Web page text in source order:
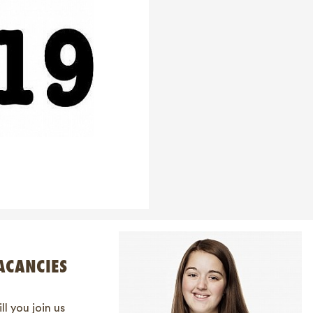
you join us